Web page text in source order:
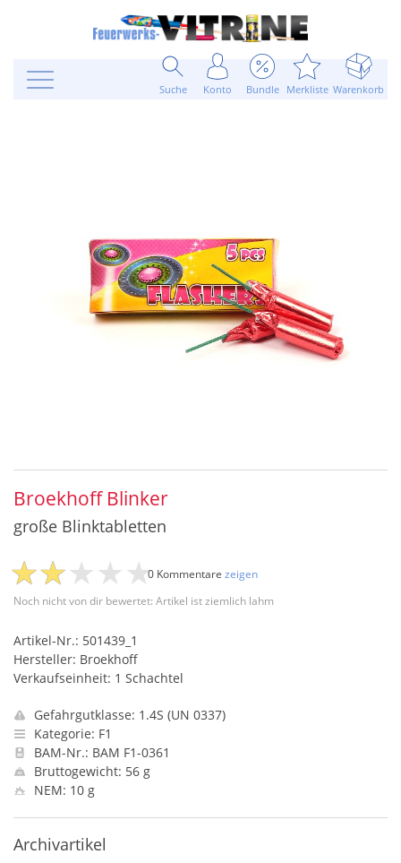
Suche Konto Bundle Merkliste Warenkorb
Broekhoff Blinker
große Blinktabletten
Noch nicht von dir bewertet: Artikel ist ziemlich lahm
0 Kommentare zeigen
Artikel-Nr.: 501439_1
Hersteller: Broekhoff
Verkaufseinheit: 1 Schachtel
Gefahrgutklasse: 1.4S (UN 0337)
Kategorie: F1
BAM-Nr.: BAM F1-0361
Bruttogewicht: 56 g
NEM: 10 g
Archivartikel